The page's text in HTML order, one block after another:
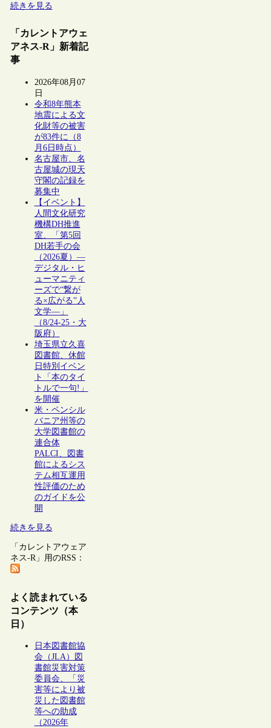
続きを見る
「カレントアウェ
アネス-R」新着記
事
2026年08月07
日
令和8年熊本
地震による文
化財等の被害
が83件に（8
月6日時点）
名古屋市、名
古屋城の現天
守閣の記録を
募集中
【イベント】
人間文化研究
機構DH推進
室、「第5回
DH若手の会
（2026夏）―
デジタル・ヒ
ューマニティ
ーズで“繋が
る×広がる”人
文学―」
（8/24-25・大
阪府）
埼玉県立久喜
図書館、休館
日特別イベン
ト「本のタイ
トルで一句!」
を開催
米・ペンシル
バニア州等の
大学図書館の
連合体
PALCI、図書
館によるシス
テム相互運用
性評価のため
のガイドを公
開
続きを見る
「カレントアウェア
ネス-R」用のRSS：
よく読まれている
コンテンツ（本
日）
日本図書館協
会（JLA）図
書館災害対策
委員会、「災
害等により被
災した図書館
等への助成
（2026年